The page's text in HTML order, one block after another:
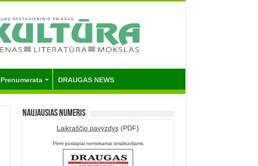
Prenumerata DRAUGAS NEWS
Naujausias numeris
Laikraščio pavyzdys (PDF)
Pirmi puslapiai nemokamai smalsuoliams